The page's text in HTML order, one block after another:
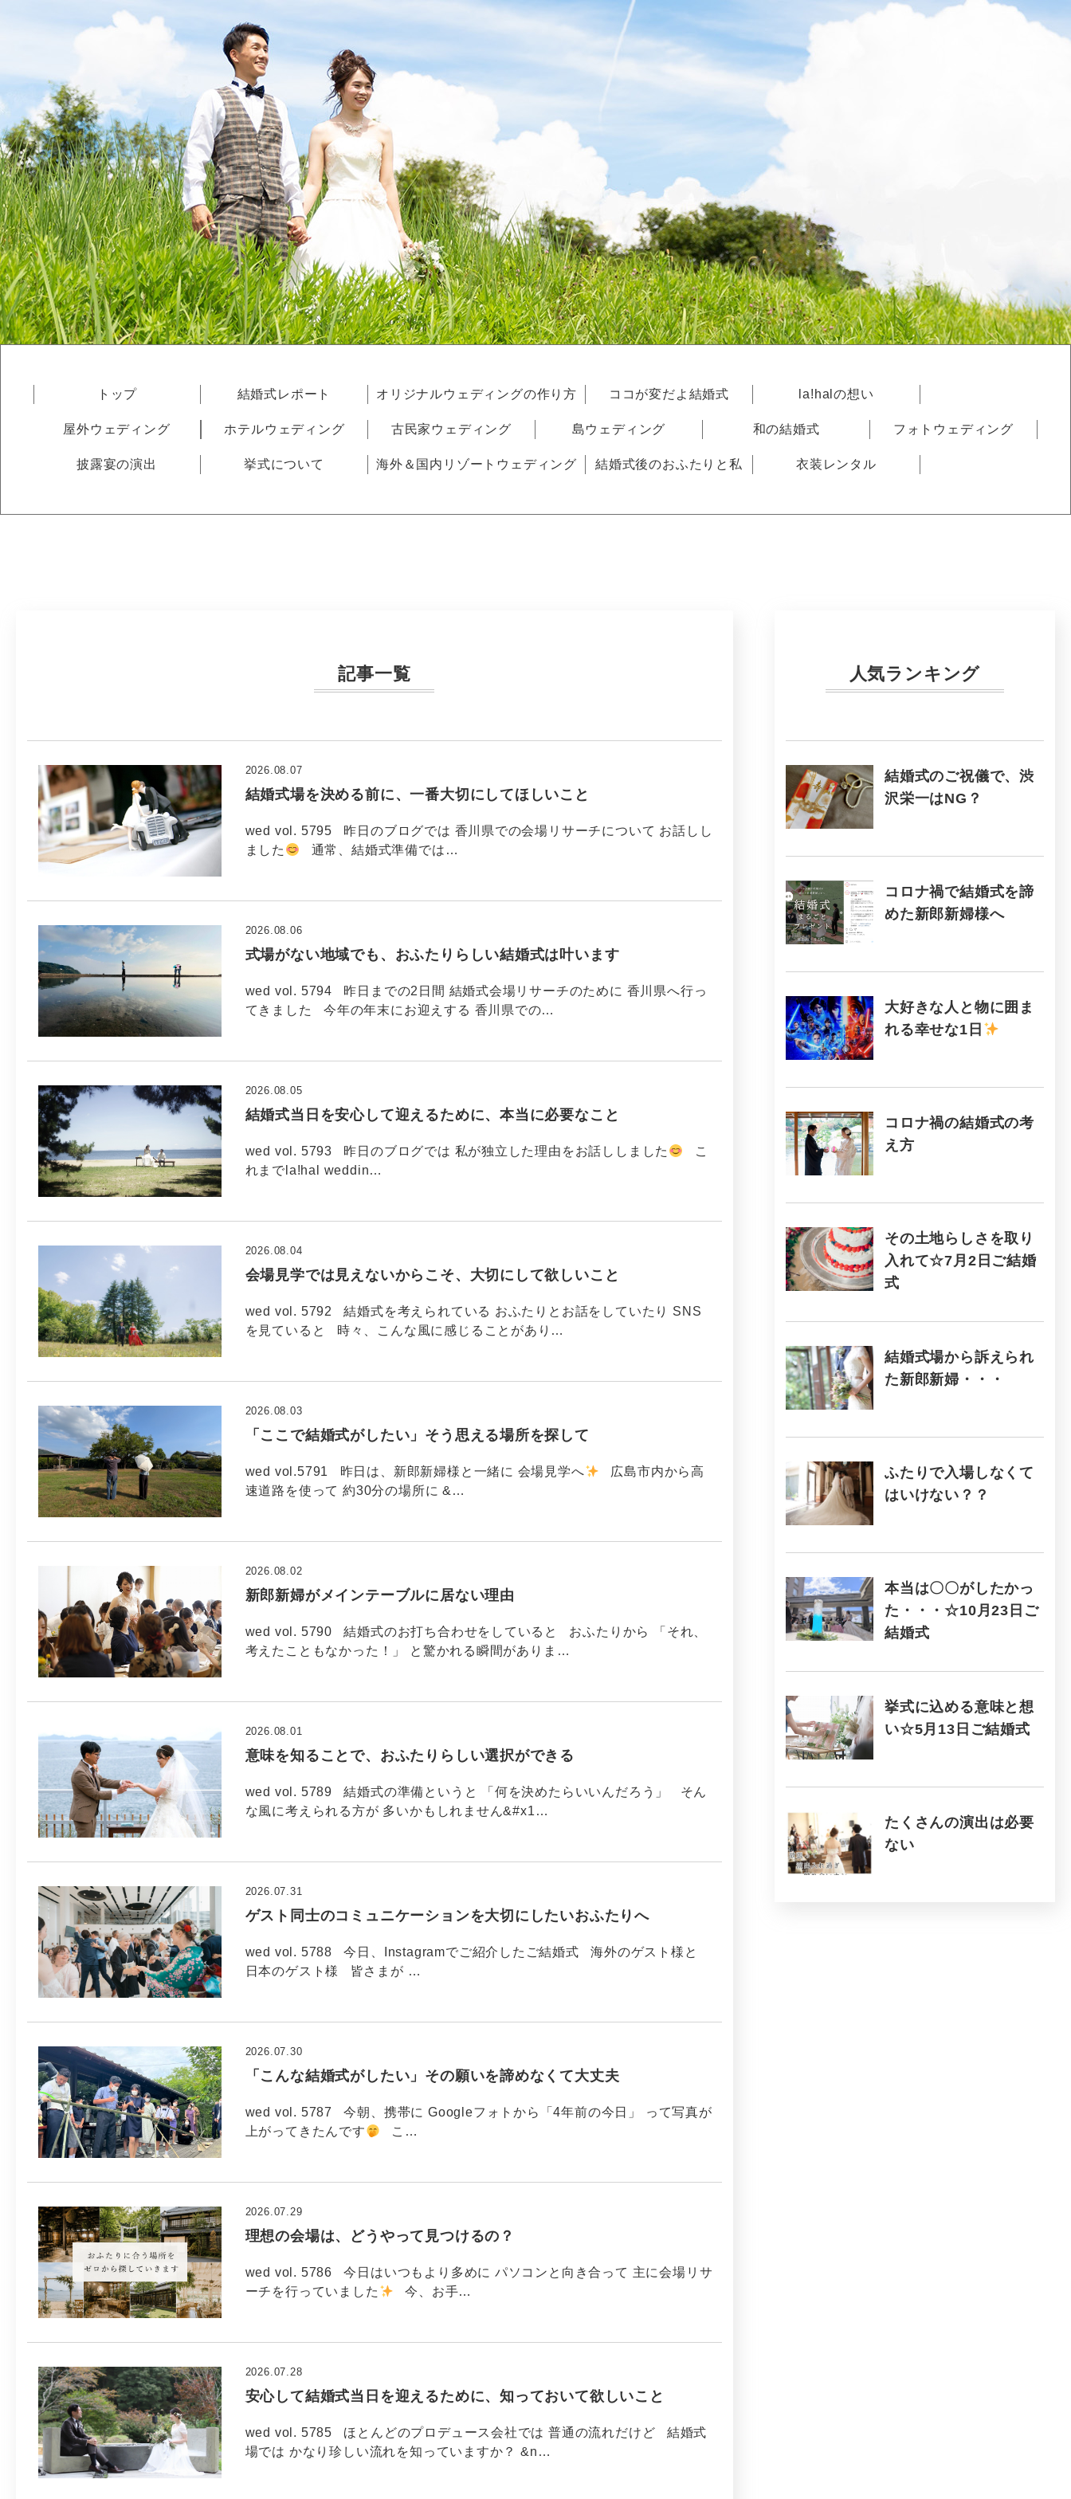
トップ 結婚式レポート オリジナルウェディングの作り方 ココが変だよ結婚式 la!halの想い
屋外ウェディング ホテルウェディング 古民家ウェディング 島ウェディング 和の結婚式 フォトウェディング
披露宴の演出 挙式について 海外＆国内リゾートウェディング 結婚式後のおふたりと私 衣装レンタル
記事一覧
結婚式場を決める前に、一番大切にしてほしいこと
2026.08.07
wed vol. 5795 昨日のブログでは 香川県での会場リサーチについて お話しし
ました
通常、結婚式準備では…
式場がない地域でも、おふたりらしい結婚式は叶います
2026.08.06
wed vol. 5794 昨日までの2日間 結婚式会場リサーチのために 香川県へ行っ
てきました 今年の年末にお迎えする 香川県での…
結婚式当日を安心して迎えるために、本当に必要なこと
2026.08.05
wed vol. 5793 昨日のブログでは 私が独立した理由をお話ししました
こ
れまでla!hal weddin…
会場見学では見えないからこそ、大切にして欲しいこと
2026.08.04
wed vol. 5792 結婚式を考えられている おふたりとお話をしていたり SNS
を見ていると 時々、こんな風に感じることがあり…
「ここで結婚式がしたい」そう思える場所を探して
2026.08.03
wed vol.5791 昨日は、新郎新婦様と一緒に 会場見学へ
広島市内から高
速道路を使って 約30分の場所に &…
新郎新婦がメインテーブルに居ない理由
2026.08.02
wed vol. 5790 結婚式のお打ち合わせをしていると おふたりから 「それ、
考えたこともなかった！」 と驚かれる瞬間がありま…
意味を知ることで、おふたりらしい選択ができる
2026.08.01
wed vol. 5789 結婚式の準備というと 「何を決めたらいいんだろう」 そん
な風に考えられる方が 多いかもしれません&#x1…
ゲスト同士のコミュニケーションを大切にしたいおふたりへ
2026.07.31
wed vol. 5788 今日、Instagramでご紹介したご結婚式 海外のゲスト様と
日本のゲスト様 皆さまが …
「こんな結婚式がしたい」その願いを諦めなくて大丈夫
2026.07.30
wed vol. 5787 今朝、携帯に Googleフォトから「4年前の今日」 って写真が
上がってきたんです
こ…
理想の会場は、どうやって見つけるの？
2026.07.29
wed vol. 5786 今日はいつもより多めに パソコンと向き合って 主に会場リサ
ーチを行っていました
今、お手…
安心して結婚式当日を迎えるために、知っておいて欲しいこと
2026.07.28
wed vol. 5785 ほとんどのプロデュース会社では 普通の流れだけど 結婚式
場では かなり珍しい流れを知っていますか？ &n…
人気ランキング
結婚式のご祝儀で、渋
沢栄一はNG？
コロナ禍で結婚式を諦
めた新郎新婦様へ
大好きな人と物に囲ま
れる幸せな1日
コロナ禍の結婚式の考
え方
その土地らしさを取り
入れて☆7月2日ご結婚
式
結婚式場から訴えられ
た新郎新婦・・・
ふたりで入場しなくて
はいけない？？
本当は〇〇がしたかっ
た・・・☆10月23日ご
結婚式
挙式に込める意味と想
い☆5月13日ご結婚式
たくさんの演出は必要
ない